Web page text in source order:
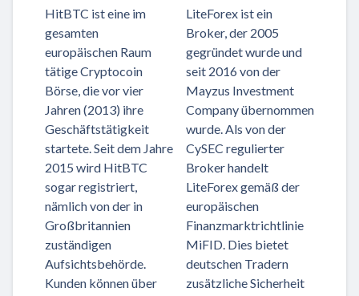
HitBTC ist eine im
gesamten
europäischen Raum
tätige Cryptocoin
Börse, die vor vier
Jahren (2013) ihre
Geschäftstätigkeit
startete. Seit dem Jahre
2015 wird HitBTC
sogar registriert,
nämlich von der in
Großbritannien
zuständigen
Aufsichtsbehörde.
Kunden können über
LiteForex ist ein
Broker, der 2005
gegründet wurde und
seit 2016 von der
Mayzus Investment
Company übernommen
wurde. Als von der
CySEC regulierter
Broker handelt
LiteForex gemäß der
europäischen
Finanzmarktrichtlinie
MiFID. Dies bietet
deutschen Tradern
zusätzliche Sicherheit